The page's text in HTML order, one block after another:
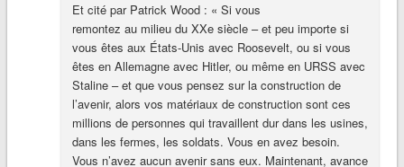
Et cité par Patrick Wood : « Si vous
remontez au milieu du XXe siècle – et peu importe si
vous êtes aux États-Unis avec Roosevelt, ou si vous
êtes en Allemagne avec Hitler, ou même en URSS avec
Staline – et que vous pensez sur la construction de
l’avenir, alors vos matériaux de construction sont ces
millions de personnes qui travaillent dur dans les usines,
dans les fermes, les soldats. Vous en avez besoin.
Vous n’avez aucun avenir sans eux. Maintenant, avance